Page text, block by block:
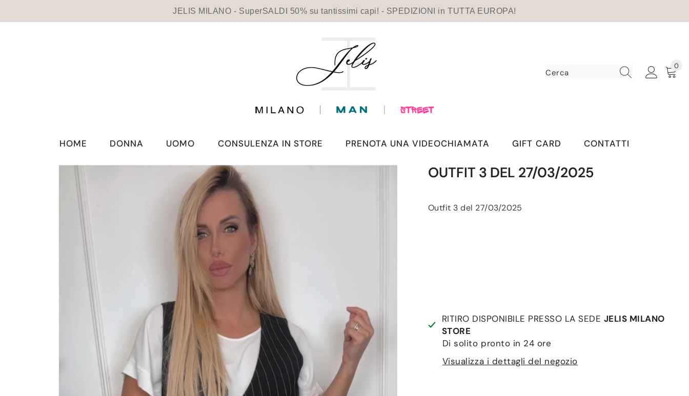
JELIS MILANO - SuperSALDI 50% su tantissimi capi! - SPEDIZIONI in TUTTA EUROPA!
00
HOME DONNA UOMO CONSULENZA IN STORE PRENOTA UNA VIDEOCHIAMATA GIFT CARD CONTATTI
OUTFIT 3 DEL 27/03/2025
Outfit 3 del 27/03/2025
RITIRO DISPONIBILE PRESSO LA SEDE JELIS MILANO
STORE
Di solito pronto in 24 ore
Visualizza i dettagli del negozio